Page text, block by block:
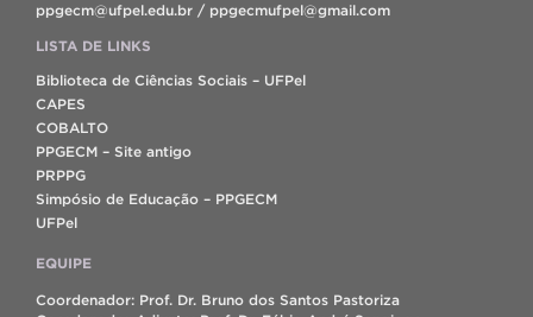
ppgecm@ufpel.edu.br / ppgecmufpel@gmail.com
LISTA DE LINKS
Biblioteca de Ciências Sociais – UFPel
CAPES
COBALTO
PPGECM – Site antigo
PRPPG
Simpósio de Educação – PPGECM
UFPel
EQUIPE
Coordenador: Prof. Dr. Bruno dos Santos Pastoriza